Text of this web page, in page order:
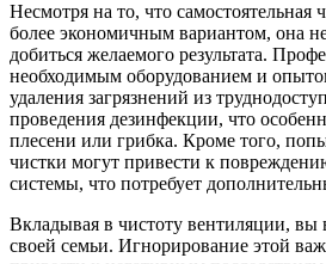
Несмотря на то, что самостоятельная
более экономичным вариантом, она не
добиться желаемого результата.
необходимым оборудованием и
удаления загрязнений из
проведения дезинфекции, что
плесени или грибка. Кроме того,
чистки могут привести к
системы, что потребует
Вкладывая в чистоту вентиляции, вы
своей семьи. Игнорирование этой